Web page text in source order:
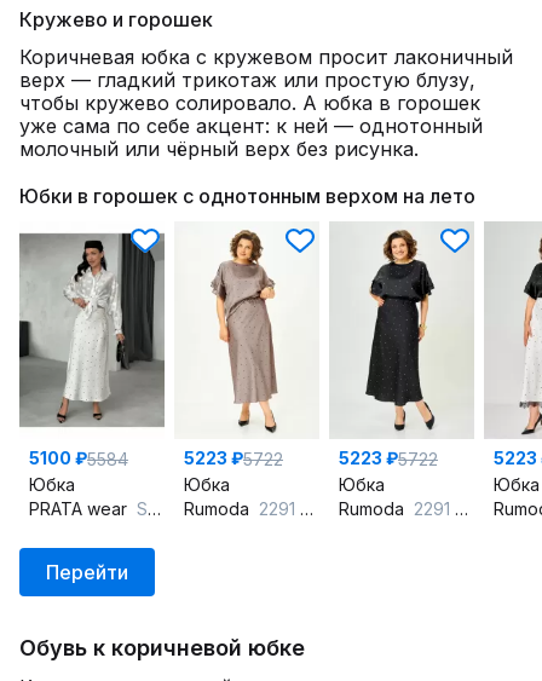
Кружево и горошек
Коричневая юбка с кружевом просит лаконичный
верх — гладкий трикотаж или простую блузу,
чтобы кружево солировало. А юбка в горошек
уже сама по себе акцент: к ней — однотонный
молочный или чёрный верх без рисунка.
Юбки в горошек с однотонным верхом на лето
5100 ₽5584
Юбка
PRATA wear S040 молочный
5223 ₽5722
Юбка
Rumoda 2291 капучино
5223 ₽5722
Юбка
Rumoda 2291 черный
5223
Юбка
Перейти
Обувь к коричневой юбке